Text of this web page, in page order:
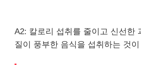
A2: 칼로리 섭취를 줄이고 신선한
질이 풍부한 음식을 섭취하는 것